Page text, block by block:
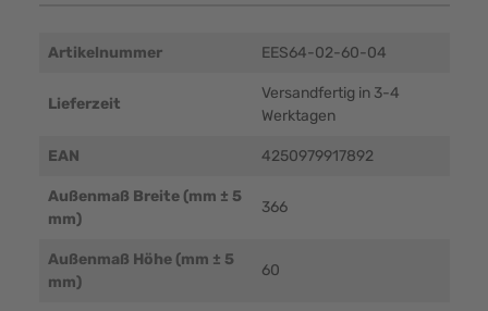
Artikelnummer EES64-02-60-04
Lieferzeit
Versandfertig in 3-4
Werktagen
EAN 4250979917892
Außenmaß Breite (mm ± 5
mm)
366
Außenmaß Höhe (mm ± 5
mm)
60